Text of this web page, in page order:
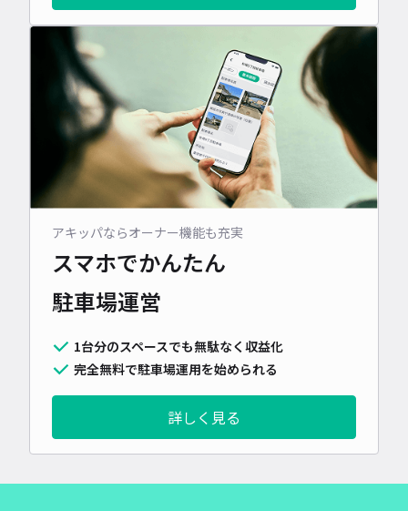
アキッパならオーナー機能も充実
スマホでかんたん
駐車場運営
1台分のスペースでも無駄なく収益化
完全無料で駐車場運用を始められる
詳しく見る